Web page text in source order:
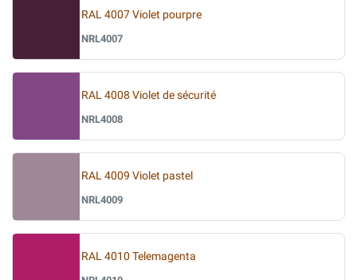
RAL 4007 Violet pourpre
NRL4007
RAL 4008 Violet de sécurité
NRL4008
RAL 4009 Violet pastel
NRL4009
RAL 4010 Telemagenta